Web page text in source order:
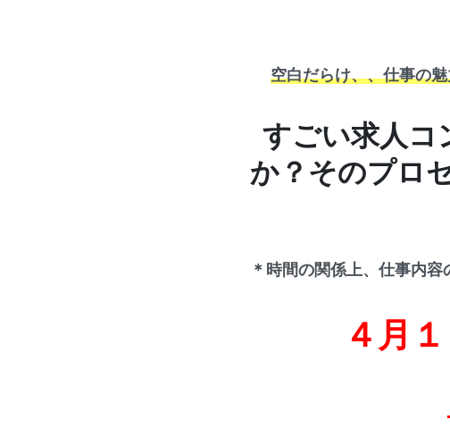
空白だらけ、、仕事の
すごい求人コ
か？そのプロ
＊時間の関係上、仕事内
４月